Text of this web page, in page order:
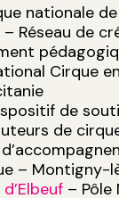
nationale
– Réseau de
Cirque
de
de
– Montigny-
– Pôle